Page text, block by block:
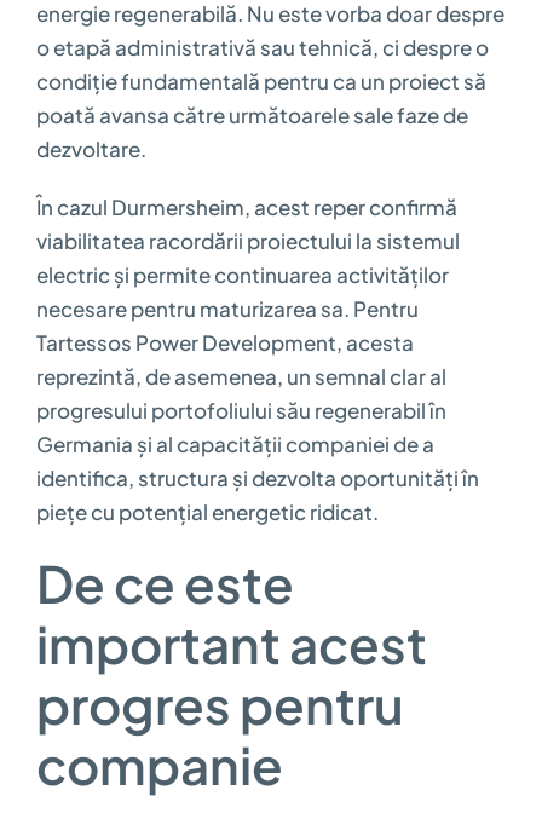
energie regenerabilă. Nu este vorba doar despre
o etapă administrativă sau tehnică, ci despre o
condiție fundamentală pentru ca un proiect să
poată avansa către următoarele sale faze de
dezvoltare.
În cazul Durmersheim, acest reper confirmă
viabilitatea racordării proiectului la sistemul
electric și permite continuarea activităților
necesare pentru maturizarea sa. Pentru
Tartessos Power Development, acesta
reprezintă, de asemenea, un semnal clar al
progresului portofoliului său regenerabil în
Germania și al capacității companiei de a
identifica, structura și dezvolta oportunități în
piețe cu potențial energetic ridicat.
De ce este
important acest
progres pentru
companie